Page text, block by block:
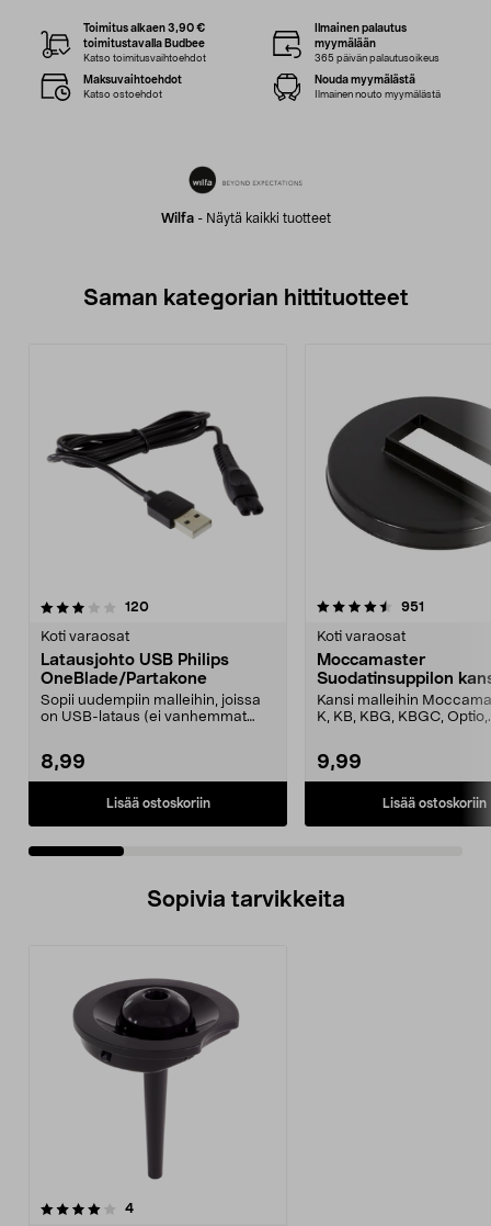
Wilfa- Näytä kaikki tuotteet
Toimitus alkaen 3,90 €
toimitustavalla Budbee
Katso toimitusvaihtoehdot
Ilmainen palautus
myymälään
365 päivän palautusoikeus
Maksuvaihtoehdot
Katso ostoehdot
Nouda myymälästä
Ilmainen nouto myymälästä
Saman kategorian hittituotteet
120arvostelut
Koti varaosat
Latausjohto USB Philips
OneBlade/Partakone
Sopii uudempiin malleihin, joissa
on USB-lataus (ei vanhemmat
8,99
Lisää ostoskoriin
4.5 viidestä
951
Koti varaosat
Moccamaster
Suodatinsuppilon
Kansi malleihin
K, KB, KBG, KBGC, Optio,
9,99
Lisää ostoskoriin
4.5 viidestä
Sopivia tarvikkeita
4arvostelut